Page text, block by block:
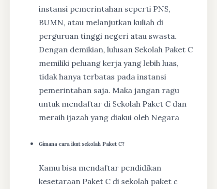
instansi pemerintahan seperti PNS,
BUMN, atau melanjutkan kuliah di
perguruan tinggi negeri atau swasta.
Dengan demikian, lulusan Sekolah Paket C
memiliki peluang kerja yang lebih luas,
tidak hanya terbatas pada instansi
pemerintahan saja. Maka jangan ragu
untuk mendaftar di Sekolah Paket C dan
meraih ijazah yang diakui oleh Negara
Gimana cara ikut sekolah Paket C?
Kamu bisa mendaftar pendidikan
kesetaraan Paket C di sekolah paket c